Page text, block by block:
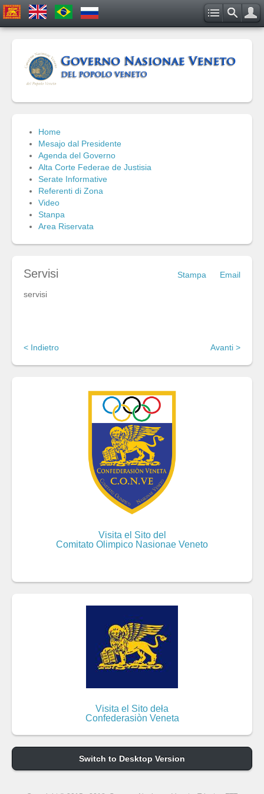
Home
Mesajo dal Presidente
Agenda del Governo
Alta Corte Federae de Justisia
Serate Informative
Referenti di Zona
Video
Stanpa
Area Riservata
Email
Stampa
Servisi
servisi
< Indietro Avanti >
Visita el Sito del
Comitato Olimpico Nasionae Veneto
Visita el Sito deła
Confederasiòn Veneta
Switch to Desktop Version